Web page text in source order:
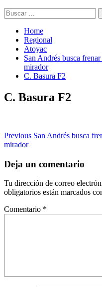
Buscar:
Home
Regional
Atoyac
San Andrés busca
mirador
C. Basura F2
C. Basura F2
Post
navigation
Previous San Andrés busca
mirador
Deja un comentario
Tu dirección de correo
obligatorios están marcados
Comentario *